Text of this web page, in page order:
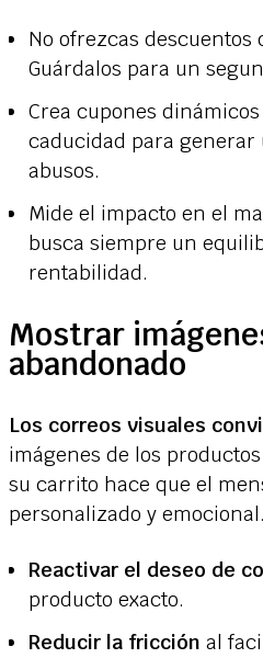
No ofrezcas
Guárdalos para un
Crea cupones
caducidad para generar
abusos.
Mide el impacto en el
busca siempre un
rentabilidad.
Mostrar
abandonado
Los correos visuales
imágenes de los
su carrito hace que el
personalizado y
Reactivar el deseo de
producto exacto.
Reducir la fricción al